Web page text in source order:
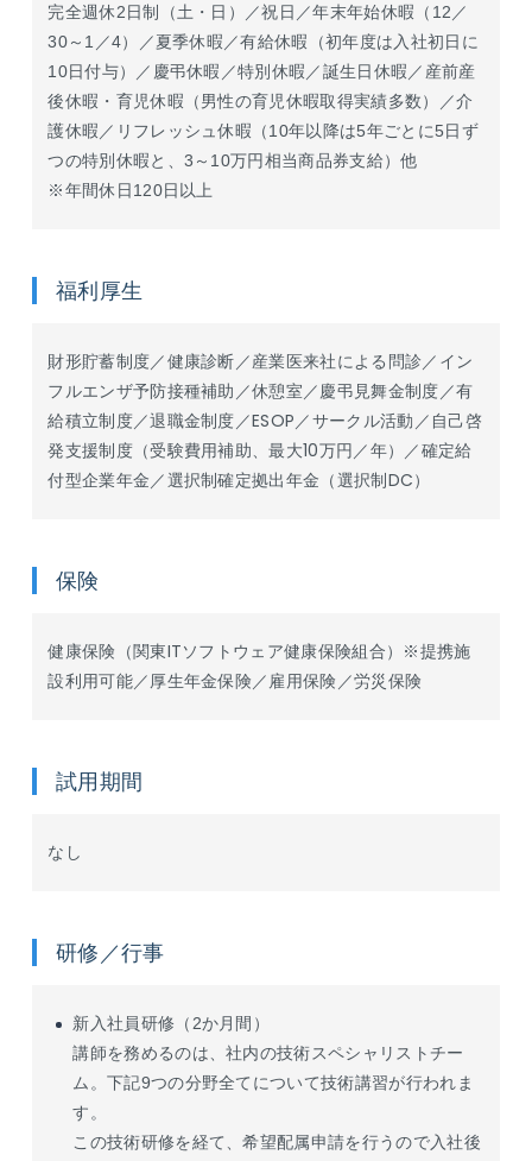
完全週休2日制（土・日）／祝日／年末年始休暇（12／
30～1／4）／夏季休暇／有給休暇（初年度は入社初日に
10日付与）／慶弔休暇／特別休暇／誕生日休暇／産前産
後休暇・育児休暇（男性の育児休暇取得実績多数）／介
護休暇／リフレッシュ休暇（10年以降は5年ごとに5日ず
つの特別休暇と、3～10万円相当商品券支給）他
※年間休日120日以上
福利厚生
財形貯蓄制度／健康診断／産業医来社による問診／イン
フルエンザ予防接種補助／休憩室／慶弔見舞金制度／有
給積立制度／退職金制度／ESOP／サークル活動／自己啓
発支援制度（受験費用補助、最大10万円／年）／確定給
付型企業年金／選択制確定拠出年金（選択制DC）
保険
健康保険（関東ITソフトウェア健康保険組合）※提携施
設利用可能／厚生年金保険／雇用保険／労災保険
試用期間
なし
研修／行事
新入社員研修（2か月間）
講師を務めるのは、社内の技術スペシャリストチー
ム。下記9つの分野全てについて技術講習が行われま
す。
この技術研修を経て、希望配属申請を行うので入社後